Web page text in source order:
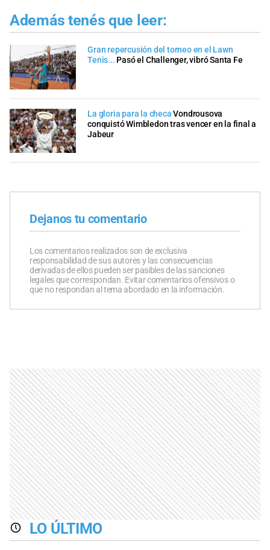
Además tenés que leer:
Gran repercusión del torneo en el Lawn
Tenis... Pasó el Challenger, vibró Santa Fe
La gloria para la checa Vondrousova
conquistó Wimbledon tras vencer en la final a
Jabeur
Dejanos tu comentario
Los comentarios realizados son de exclusiva
responsabilidad de sus autores y las consecuencias
derivadas de ellos pueden ser pasibles de las sanciones
legales que correspondan. Evitar comentarios ofensivos o
que no respondan al tema abordado en la información.
LO ÚLTIMO